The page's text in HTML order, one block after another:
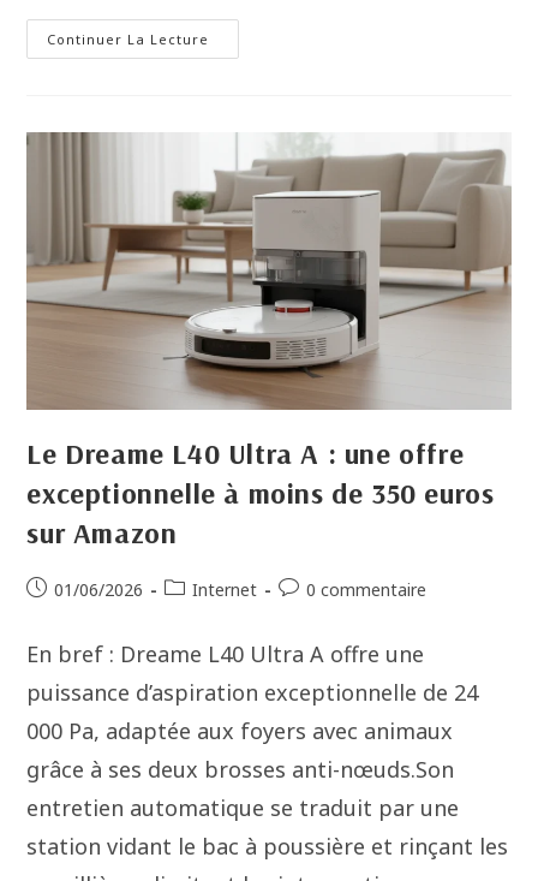
Continuer La Lecture
Le Dreame L40 Ultra A : une offre
exceptionnelle à moins de 350 euros
sur Amazon
01/06/2026 Internet 0 commentaire
En bref : Dreame L40 Ultra A offre une
puissance d’aspiration exceptionnelle de 24
000 Pa, adaptée aux foyers avec animaux
grâce à ses deux brosses anti-nœuds.Son
entretien automatique se traduit par une
station vidant le bac à poussière et rinçant les